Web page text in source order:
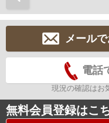
メール
電話
現況の確認はお
無料会員登録はこ